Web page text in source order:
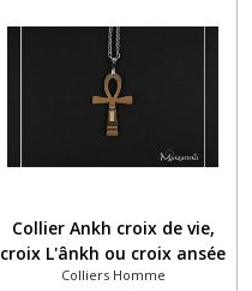
Collier Ankh croix de vie,
croix L'ânkh ou croix ansée
en marqueterie bois noyer
Colliers Homme